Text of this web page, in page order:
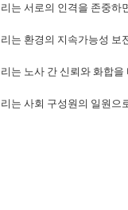
는 서로의 인격을 존중하
는 환경의 지속가능성 보
는 노사 간 신뢰와 화합
는 사회 구성원의 일원으